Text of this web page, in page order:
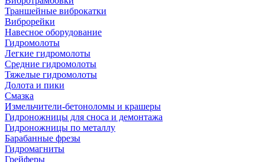
Траншейные виброкатки
Виброрейки
Навесное оборудование
Гидромолоты
Легкие гидромолоты
Средние гидромолоты
Тяжелые гидромолоты
Долота и пики
Смазка
Измельчители-бетоноломы и крашеры
Гидроножницы для сноса и демонтажа
Гидроножницы по металлу
Барабанные фрезы
Гидромагниты
Грейферы